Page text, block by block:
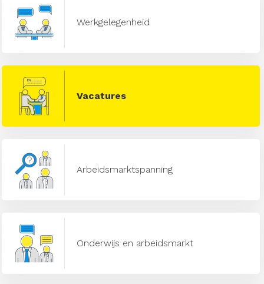
Werkgelegenheid
Vacatures
Arbeidsmarktspanning
Onderwijs en arbeidsmarkt